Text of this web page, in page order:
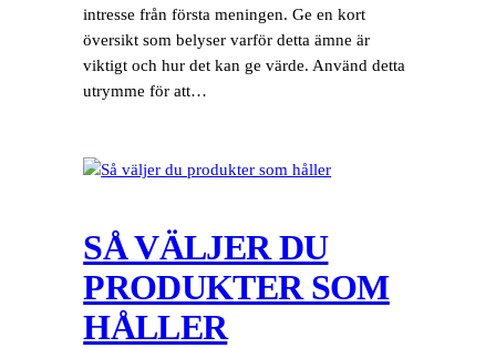
intresse från första meningen. Ge en kort
översikt som belyser varför detta ämne är
viktigt och hur det kan ge värde. Använd detta
utrymme för att…
SÅ VÄLJER DU
PRODUKTER SOM
HÅLLER